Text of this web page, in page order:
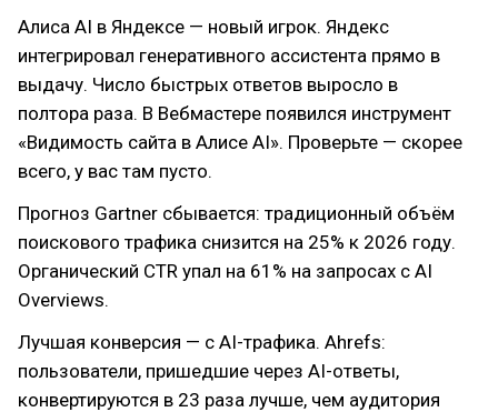
Алиса AI в Яндексе — новый игрок. Яндекс
интегрировал генеративного ассистента прямо в
выдачу. Число быстрых ответов выросло в
полтора раза. В Вебмастере появился инструмент
«Видимость сайта в Алисе AI». Проверьте — скорее
всего, у вас там пусто.
Прогноз Gartner сбывается: традиционный объём
поискового трафика снизится на 25% к 2026 году.
Органический CTR упал на 61% на запросах с AI
Overviews.
Лучшая конверсия — с AI-трафика. Ahrefs:
пользователи, пришедшие через AI-ответы,
конвертируются в 23 раза лучше, чем аудитория